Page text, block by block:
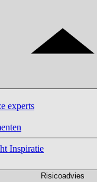
experts
Inspiratie
Risicoadvies